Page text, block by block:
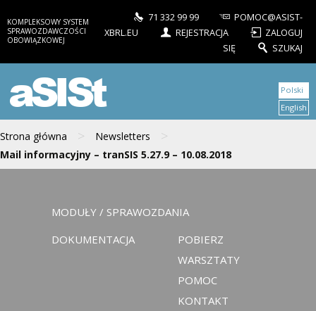
KOMPLEKSOWY SYSTEM
SPRAWOZDAWCZOŚCI
OBOWIĄZKOWEJ
71 332 99 99
POMOC@ASIST-
XBRL.EU
REJESTRACJA
ZALOGUJ
SIĘ
SZUKAJ
aSISt
Strona główna > Newsletters >
Mail informacyjny – tranSIS 5.27.9 – 10.08.2018
Polski
English
MODUŁY / SPRAWOZDANIA
DOKUMENTACJA
POBIERZ
WARSZTATY
POMOC
KONTAKT